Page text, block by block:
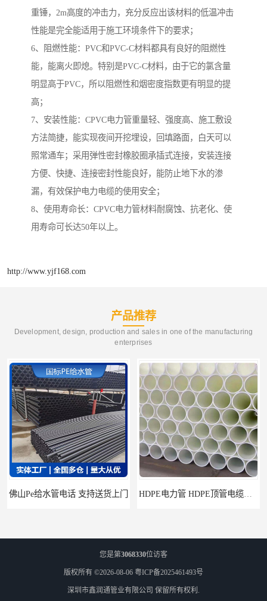
重锤，2m高度的冲击力，充分反应出该材料的低温冲击
性能是完全能适用于施工环境条件下的要求；
6、阻燃性能：PVC和PVC-C材料都具有良好的阻燃性
能，能离火即熄。特别是PVC-C材料，由于它的氯含量
明显高于PVC，所以阻燃性和烟密度指数更有明显的提
高；
7、安装性能：CPVC电力管重量轻、强度高、施工敷设
方法简捷，能实现夜间开挖埋设，回填路面，白天可以
照常通车；采用弹性密封橡胶圈承插式连接，安装连接
方便、快捷、连接密封性能良好，能防止地下水的渗
漏，有效保护电力电缆的使用安全；
8、使用寿命长：CPVC电力管材料耐腐蚀、抗老化、使
用寿命可长达50年以上。
http://www.yjf168.com
产品推荐
Development, design, production and sales in one of the manufacturing
enterprises
HDPE电力管 HDPE顶管电缆管保护套管
您是第3068330位访客
版权所有 ©2026-08-06 粤ICP备2025461493号
深圳市鑫润通管业有限公司 保留所有权利.